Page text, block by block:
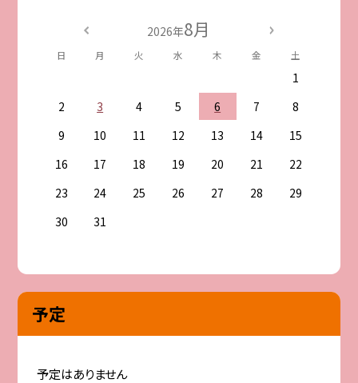
2026年8月
日 月 火 水 木 金 土
1
2
3 4 5 6 7
8
9
10 11 12 13 14
15
16
17 18 19 20 21
22
23
24 25 26 27 28
29
30
31
予定
予定はありません